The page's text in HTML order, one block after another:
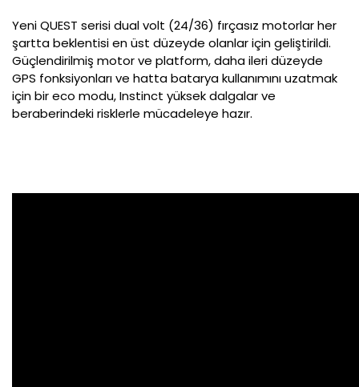
Yeni QUEST serisi dual volt (24/36) fırçasız motorlar her
şartta beklentisi en üst düzeyde olanlar için geliştirildi.
Güçlendirilmiş motor ve platform, daha ileri düzeyde
GPS fonksiyonları ve hatta batarya kullanımını uzatmak
için bir eco modu, Instinct yüksek dalgalar ve
beraberindeki risklerle mücadeleye hazır.